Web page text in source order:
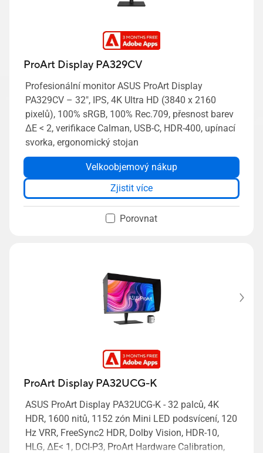
ProArt Display PA329CV
Profesionální monitor ASUS ProArt Display
PA329CV – 32", IPS, 4K Ultra HD (3840 x 2160
pixelů), 100% sRGB, 100% Rec.709, přesnost barev
ΔE < 2, verifikace Calman, USB-C, HDR-400, upínací
svorka, ergonomický stojan
Velkoobjemový nákup
Zjistit více
Porovnat
ProArt Display PA32UCG-K
ASUS ProArt Display PA32UCG-K - 32 palců, 4K
HDR, 1600 nitů, 1152 zón Mini LED podsvícení, 120
Hz VRR, FreeSync2 HDR, Dolby Vision, HDR-10,
HLG, ΔE< 1, DCI-P3, ProArt Hardware Calibration,